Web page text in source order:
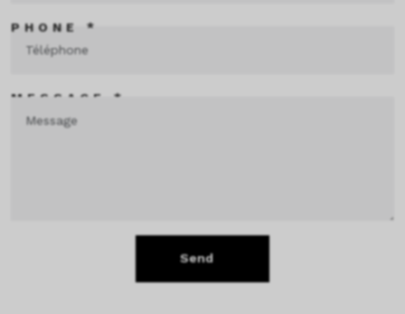
PHONE *
MESSAGE *
Send